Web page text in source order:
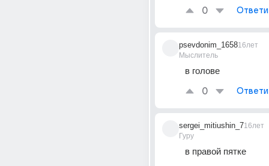
0
psevdonim_1658
Мыслитель
16лет
в голове
0
sergei_mitiushin_7
Гуру
16лет
в правой пятке